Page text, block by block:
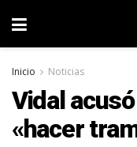
Inicio Noticias
Vidal
«hacer